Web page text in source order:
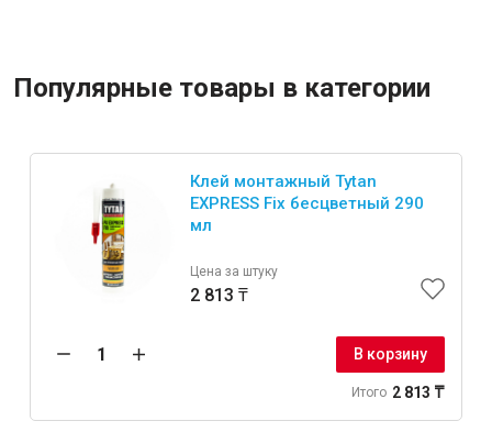
Популярные товары в категории
Клей монтажный Tytan
EXPRESS Fix бесцветный 290
мл
Цена за штуку
2 813 ₸
В корзину
Итого 2 813 ₸